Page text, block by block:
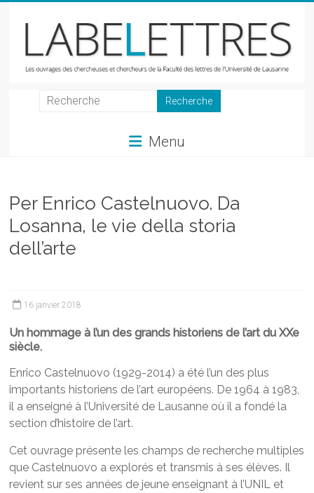
LabeLettres
et
chercheurs
de
la
lettres
Menu
Per Enrico Castelnuovo. Da
Losanna, le vie della storia
dell’arte
16 janvier 2018
Un hommage à l’un des grands historiens de l’art du XXe
siècle.
Enrico Castelnuovo (1929-2014) a été l’un des plus
importants historiens de l’art européens. De 1964 à 1983,
il a enseigné à l’Université de Lausanne où il a fondé la
section d’histoire de l’art.
Cet ouvrage présente les champs de recherche multiples
que Castelnuovo a explorés et transmis à ses élèves. Il
revient sur ses années de jeune enseignant à l’UNIL et